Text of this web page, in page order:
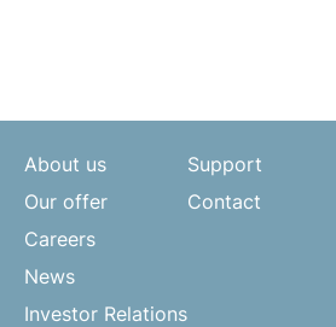
About us
Our offer
Careers
News
Investor Relations
Support
Contact